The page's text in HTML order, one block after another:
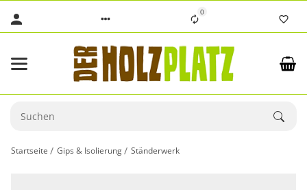
0
Startseite Gips & Isolierung Ständerwerk